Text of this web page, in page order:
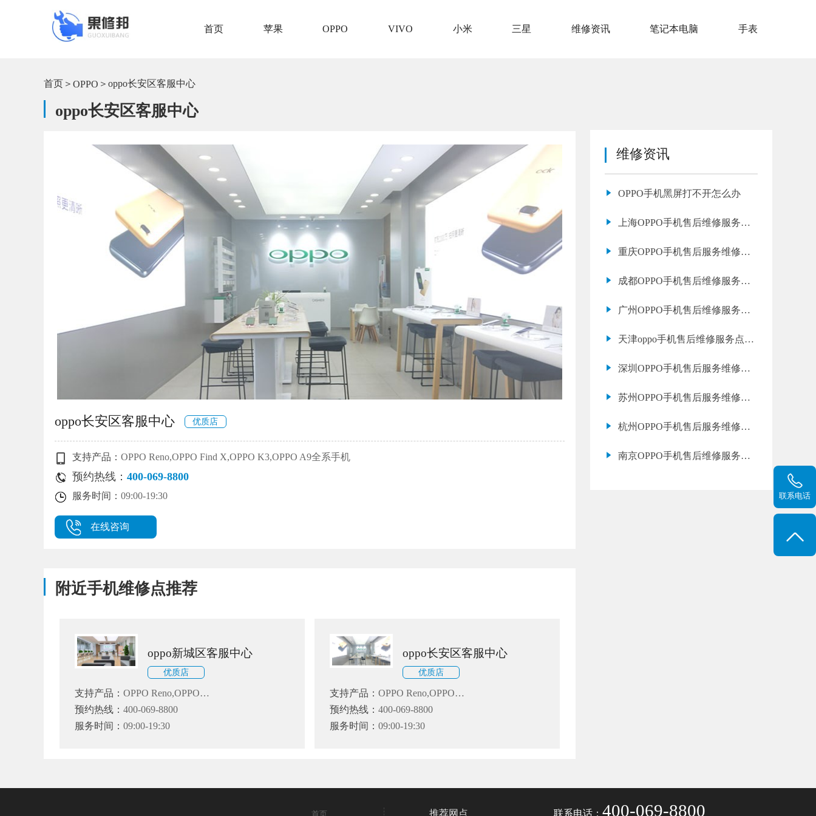
首页 苹果 OPPO VIVO 小米 三星 维修资讯 笔记本电脑 手表
首页 ＞ OPPO ＞ oppo长安区客服中心
oppo长安区客服中心
oppo长安区客服中心 优质店
支持产品：OPPO Reno,OPPO Find X,OPPO K3,OPPO A9全系手机
预约热线：400-069-8800
服务时间：09:00-19:30
在线咨询
附近手机维修点推荐
oppo新城区客服中心
优质店
支持产品： OPPO Reno,OPPO
Find X,OPPO K3,OPPO A9全系
手机
预约热线： 400-069-8800
服务时间： 09:00-19:30
oppo长安区客服中心
优质店
支持产品： OPPO Reno,OPPO
Find X,OPPO K3,OPPO A9全系
手机
预约热线： 400-069-8800
服务时间： 09:00-19:30
维修资讯
OPPO手机黑屏打不开怎么办
上海OPPO手机售后维修服务网
重庆OPPO手机售后服务维修网
成都OPPO手机售后维修服务网
广州OPPO手机售后维修服务网
天津oppo手机售后维修服务点地
深圳OPPO手机售后服务维修网
苏州OPPO手机售后服务维修网
杭州OPPO手机售后服务维修网
南京OPPO手机售后维修服务网
首页 推荐网点 联系电话： 400-069-8800
联系电话